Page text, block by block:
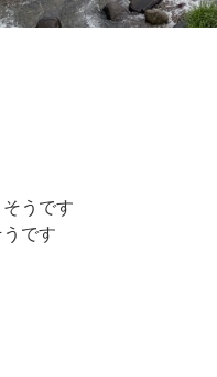
うです
です